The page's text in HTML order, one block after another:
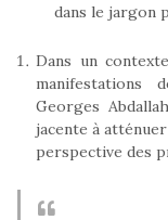
dans le jargon
Dans un
manifestations
Georges
jacente à
perspective des